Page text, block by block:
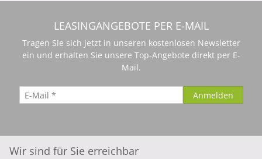
LEASINGANGEBOTE PER E-MAIL
Tragen Sie sich jetzt in unseren kostenlosen Newsletter
ein und erhalten Sie unsere Top-Angebote direkt per E-
Mail.
Wir sind für Sie erreichbar